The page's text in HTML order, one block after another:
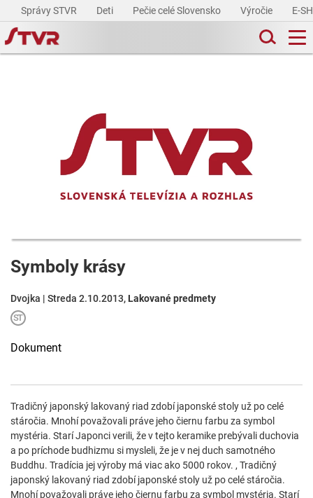
Správy STVR Deti Pečie celé Slovensko Výročie E-
Symboly krásy
Dvojka | Streda 2.10.2013, Lakované predmety
Dokument
Tradičný japonský lakovaný riad zdobí japonské stoly už po celé
stáročia. Mnohí považovali práve jeho čiernu farbu za symbol
mystéria. Starí Japonci verili, že v tejto keramike prebývali duchovia
a po príchode budhizmu si mysleli, že je v nej duch samotného
Buddhu. Tradícia jej výroby má viac ako 5000 rokov. , Tradičný
japonský lakovaný riad zdobí japonské stoly už po celé stáročia.
Mnohí považovali práve jeho čiernu farbu za symbol mystéria. Starí